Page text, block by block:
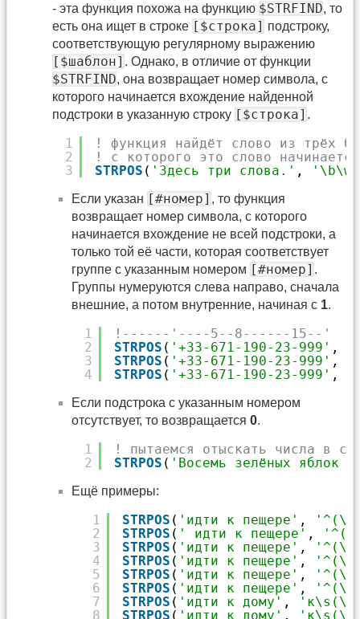
- эта функция похожа на функцию $STRFIND, то
есть она ищет в строке [$строка] подстроку,
соответствующую регулярному выражению
[$шаблон] . Однако, в отличие от функции
$STRFIND, она возвращает номер символа, с
которого начинается вхождение найденной
подстроки в указанную строку [$строка] .
1
2
3
! функция найдёт слово из трёх
! с которого это слово начинается
STRPOS ( 'Здесь три слова.' ,
Если указан [#номер] , то функция
возвращает номер символа, с которого
начинается вхождение не всей подстроки, а
только той её части, которая соответствует
группе с указанным номером [#номер] .
Группы нумеруются слева направо, сначала
внешние, а потом внутренние, начиная с 1.
1
2
3
4
!------'----5--8------15--'
STRPOS ( '+33-671-190-23-999' ,
STRPOS ( '+33-671-190-23-999' ,
STRPOS ( '+33-671-190-23-999' ,
Если подстрока с указанным номером
отсутствует, то возвращается 0.
1
2
! пытаемся отыскать числа в
STRPOS ( 'Восемь зелёных яблок
Ещё примеры:
1
2
3
4
5
6
7
8
STRPOS ( 'идти к пещере' ,
STRPOS ( ' идти к пещере' ,
STRPOS ( 'идти к пещере' ,
STRPOS ( 'идти к пещере' ,
STRPOS ( 'идти к пещере' ,
STRPOS ( 'идти к пещере' ,
STRPOS ( 'идти к дому' ,
STRPOS ( 'идти к дому' ,